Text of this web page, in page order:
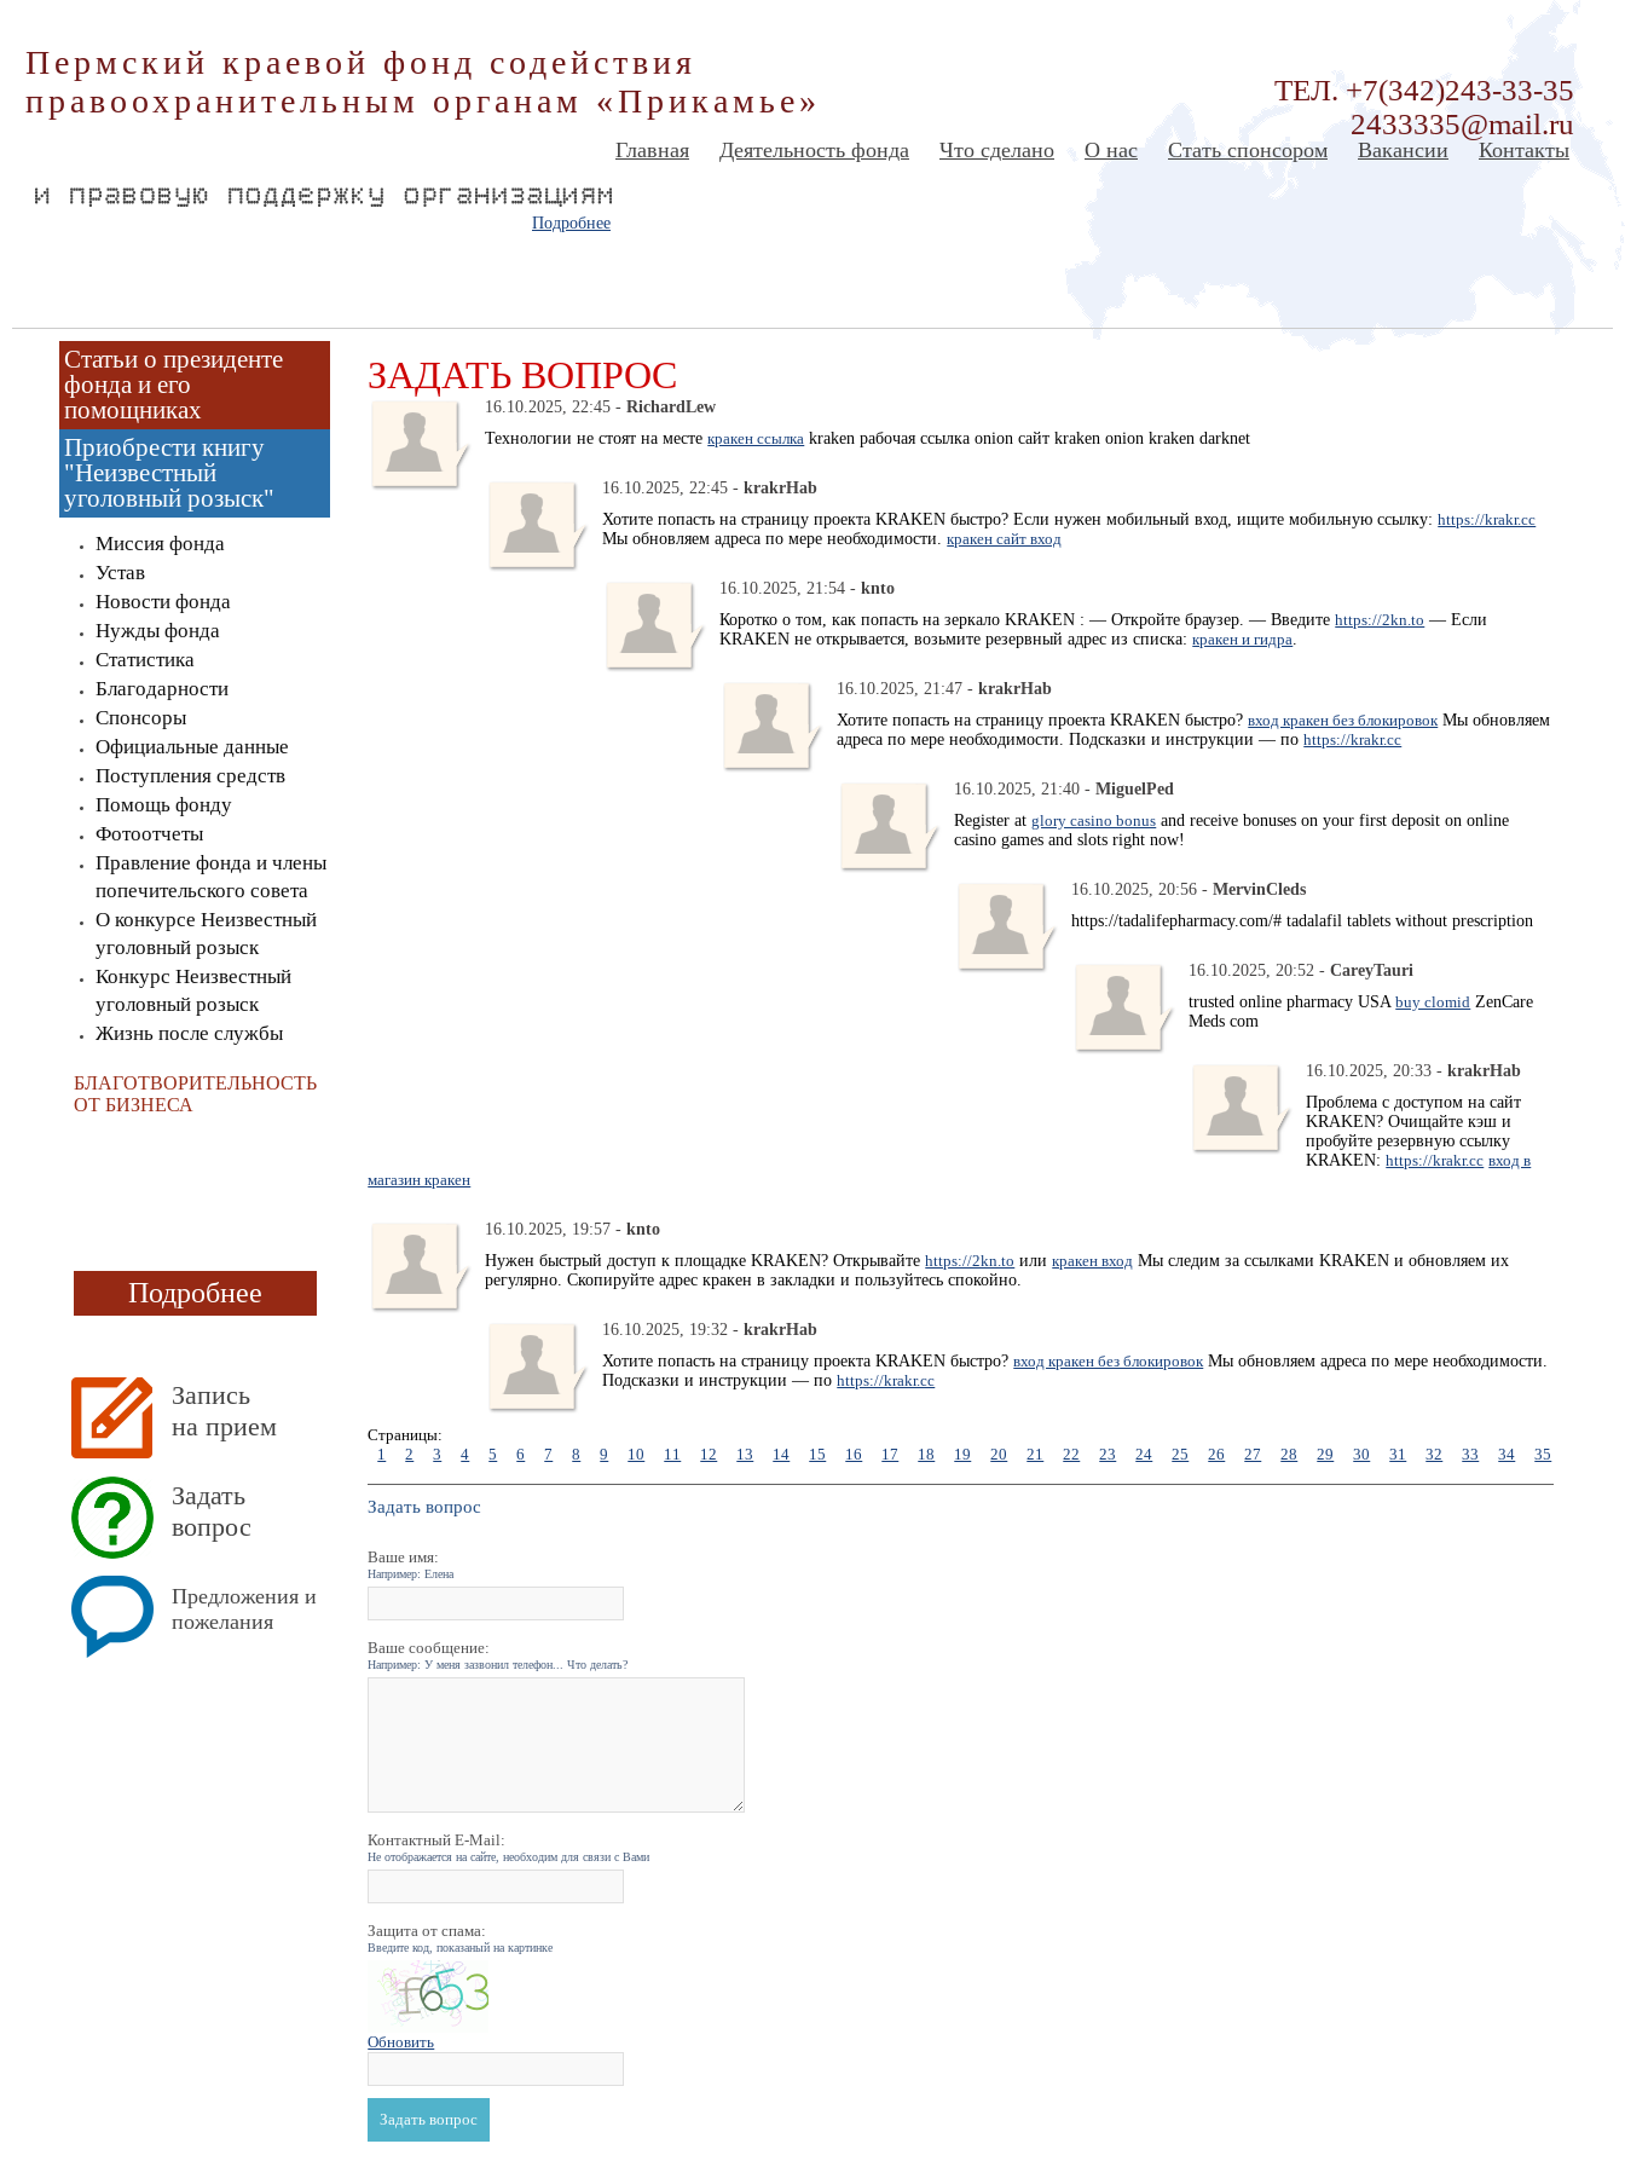
Пермский краевой фонд содействия
правоохранительным органам «Прикамье»
ТЕЛ. +7(342)243-33-35
2433335@mail.ru
Главная Деятельность фонда Что сделано О нас Стать спонсором Вакансии Контакты
Подробнее
Статьи о президенте
фонда и его
помощниках
Приобрести книгу
"Неизвестный
уголовный розыск"
Миссия фонда
Устав
Новости фонда
Нужды фонда
Статистика
Благодарности
Спонсоры
Официальные данные
Поступления средств
Помощь фонду
Фотоотчеты
Правление фонда и члены
попечительского совета
О конкурсе Неизвестный
уголовный розыск
Конкурс Неизвестный
уголовный розыск
Жизнь после службы
БЛАГОТВОРИТЕЛЬНОСТЬ
ОТ БИЗНЕСА
Подробнее
Запись
на прием
Задать
вопрос
Предложения и
пожелания
ЗАДАТЬ ВОПРОС
16.10.2025, 22:45 -RichardLew
Технологии не стоят на местекракен ссылка kraken рабочая ссылка onion сайт kraken onion kraken darknet
16.10.2025, 22:45 -krakrHab
Хотите попасть на страницу проекта KRAKEN быстро? Если нужен мобильный вход, ищите мобильную ссылку:https://krakr.cc
Мы обновляем адреса по мере необходимости.кракен сайт вход
16.10.2025, 21:54 -knto
Коротко о том, как попасть на зеркало KRAKEN : — Откройте браузер. — Введитеhttps://2kn.to — Если
KRAKEN не открывается, возьмите резервный адрес из списка:кракен и гидра.
16.10.2025, 21:47 -krakrHab
Хотите попасть на страницу проекта KRAKEN быстро?вход кракен без блокировокМы обновляем
адреса по мере необходимости. Подсказки и инструкции — поhttps://krakr.cc
16.10.2025, 21:40 -MiguelPed
Register atglory casino bonus and receive bonuses on your first deposit on online
casino games and slots right now!
16.10.2025, 20:56 -MervinCleds
https://tadalifepharmacy.com/# tadalafil tablets without prescription
16.10.2025, 20:52 -CareyTauri
trusted online pharmacy USAbuy clomid ZenCare
Meds com
16.10.2025, 20:33 -krakrHab
Проблема с доступом на сайт
KRAKEN? Очищайте кэш и
пробуйте резервную ссылку
KRAKEN:https://krakr.cc вход в
магазин кракен
16.10.2025, 19:57 -knto
Нужен быстрый доступ к площадке KRAKEN? Открывайтеhttps://2kn.to иликракен вход Мы следим за ссылками KRAKEN и обновляем их
регулярно. Скопируйте адрес кракен в закладки и пользуйтесь спокойно.
16.10.2025, 19:32 -krakrHab
Хотите попасть на страницу проекта KRAKEN быстро?вход кракен без блокировокМы обновляем адреса по мере необходимости.
Подсказки и инструкции — поhttps://krakr.cc
Страницы:
1
2 3 4 5 6 7 8 9 10 11 12 13 14 15 16 17 18 19 20 21 22 23 24 25 26 27 28 29 30 31 32 33 34 35
Задать вопрос
Ваше имя:
Например: Елена
Ваше сообщение:
Например: У меня зазвонил телефон... Что делать?
Контактный E-Mail:
Не отображается на сайте, необходим для связи с Вами
Защита от спама:
Введите код, показаный на картинке
Обновить